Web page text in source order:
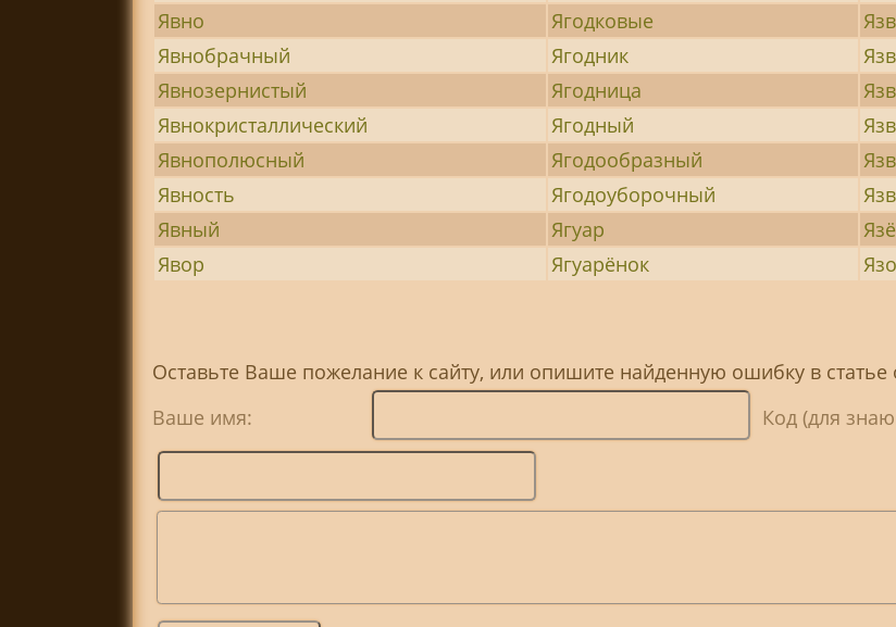
Явно
Ягодковые
Явнобрачный
Ягодник
Явнозернистый
Ягодница
Явнокристаллический
Ягодный
Явнополюсный
Ягодообразный
Явность
Ягодоуборочный
Явный
Ягуар
Явор
Ягуарёнок
Оставьте Ваше пожелание к сайту, или опишите найденную ошибку в
Ваше имя:
Код (для